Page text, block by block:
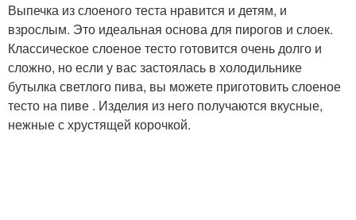
Выпечка из слоеного теста нравится и детям, и
взрослым. Это идеальная основа для пирогов и слоек.
Классическое слоеное тесто готовится очень долго и
сложно, но если у вас застоялась в холодильнике
бутылка светлого пива, вы можете приготовить слоеное
тесто на пиве . Изделия из него получаются вкусные,
нежные с хрустящей корочкой.